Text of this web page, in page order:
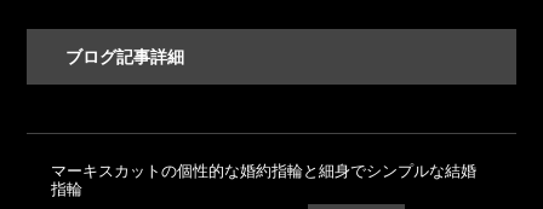
ブログ記事詳細
マーキスカットの個性的な婚約指輪と細身でシンプルな結婚
指輪